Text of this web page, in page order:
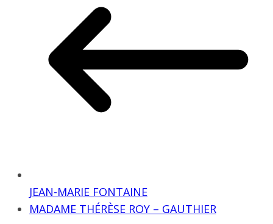
JEAN-MARIE FONTAINE
MADAME THÉRÈSE ROY – GAUTHIER